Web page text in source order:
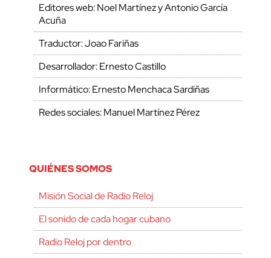
Editores web: Noel Martínez y Antonio García
Acuña
Traductor: Joao Fariñas
Desarrollador: Ernesto Castillo
Informático: Ernesto Menchaca Sardiñas
Redes sociales: Manuel Martínez Pérez
QUIÉNES SOMOS
Misión Social de Radio Reloj
El sonido de cada hogar cubano
Radio Reloj por dentro